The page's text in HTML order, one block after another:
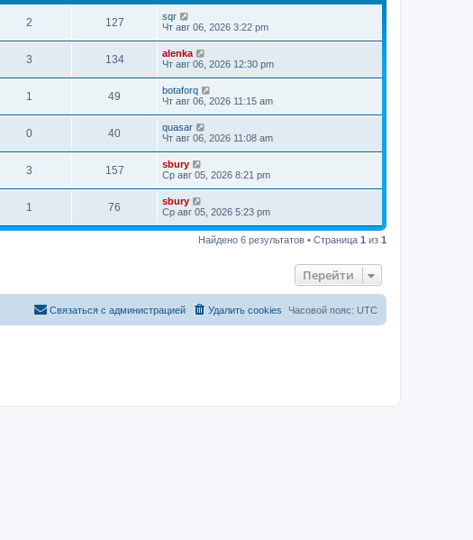
2 127
sqr
Чт авг 06, 2026 3:22 pm
3 134
alenka
Чт авг 06, 2026 12:30 pm
1 49
botaforq
Чт авг 06, 2026 11:15 am
0 40
quasar
Чт авг 06, 2026 11:08 am
3 157
sbury
Ср авг 05, 2026 8:21 pm
1 76
sbury
Ср авг 05, 2026 5:23 pm
Найдено 6 результатов • Страница 1 из 1
Перейти
Часовой пояс: UTC
Удалить cookies
Связаться с администрацией